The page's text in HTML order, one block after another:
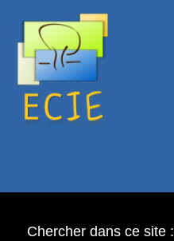
Chercher dans ce site :